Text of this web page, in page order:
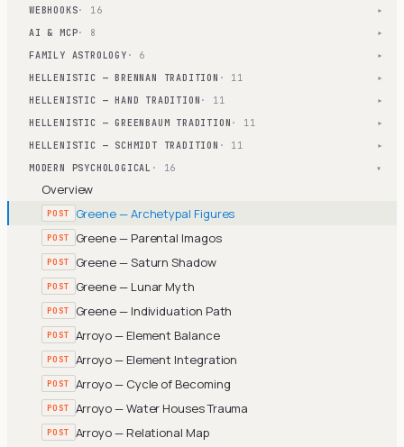
WEBHOOKS· 16 ▾
AI & MCP· 8 ▾
FAMILY ASTROLOGY · 6 ▾
HELLENISTIC — BRENNAN TRADITION · 11 ▾
HELLENISTIC — HAND TRADITION · 11 ▾
HELLENISTIC — GREENBAUM TRADITION · 11 ▾
HELLENISTIC — SCHMIDT TRADITION · 11 ▾
MODERN PSYCHOLOGICAL · 16 ▾
Overview
POST Greene — Archetypal Figures
POST Greene — Parental Imagos
POST Greene — Saturn Shadow
POST Greene — Lunar Myth
POST Greene — Individuation Path
POST Arroyo — Element Balance
POST Arroyo — Element Integration
POST Arroyo — Cycle of Becoming
POST Arroyo — Water Houses Trauma
POST Arroyo — Relational Map